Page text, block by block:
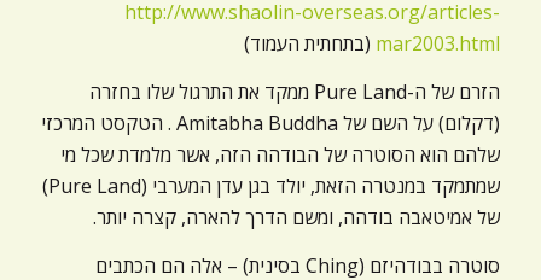
http://www.shaolin-overseas.org/articles-
mar2003.html (בתחתית העמוד)
הזרם של ה-Pure Land ממקד את התרגול שלו בחזרה
(דקלום) על השם של Amitabha Buddha . הטקסט המרכזי
שלהם הוא הסוטרה של הבודהה הזה, אשר מלמדת שכל מי
שמתמקד במנטרה הזאת, יולד בגן עדן המערבי (Pure Land)
של אמיטאבה בודהה, ומשם הדרך להארה, קצרה יותר.
סוטרה בבודהיזם (Ching בסינית) – אלה הם הכתבים